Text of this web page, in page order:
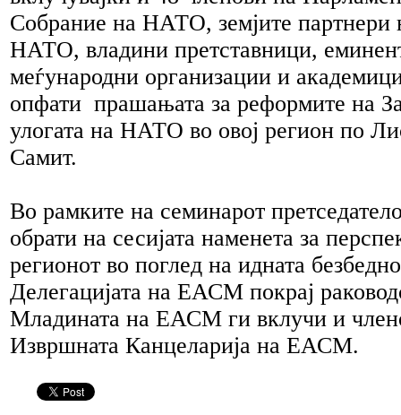
Собрание на НАТО, земјите партнери
НАТО, владини претставници,
меѓународни организации и
опфати прашањата за реформите на
улогата на НАТО во овој регион по
Самит.
Во рамките на семинарот
обрати на сесијата наменета за
регионот во поглед на идната
Делегацијата на ЕАСМ покрај
Младината на ЕАСМ ги вклучи и
Извршната Канцеларија на ЕАСМ.